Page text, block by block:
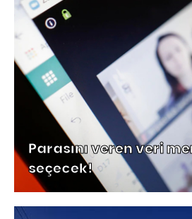
Parasını veren veri
seçecek!